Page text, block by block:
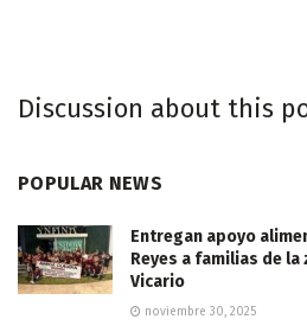
Discussion about this
POPULAR NEWS
Entregan apoyo
Reyes a familias de
Vicario
noviembre 30, 2025